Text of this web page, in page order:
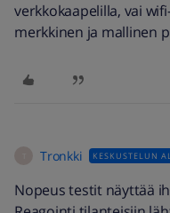
verkkokaapelilla, vai
merkkinen ja mallinen
Tronkki KESKUSTELUN
Nopeus testit näyttää